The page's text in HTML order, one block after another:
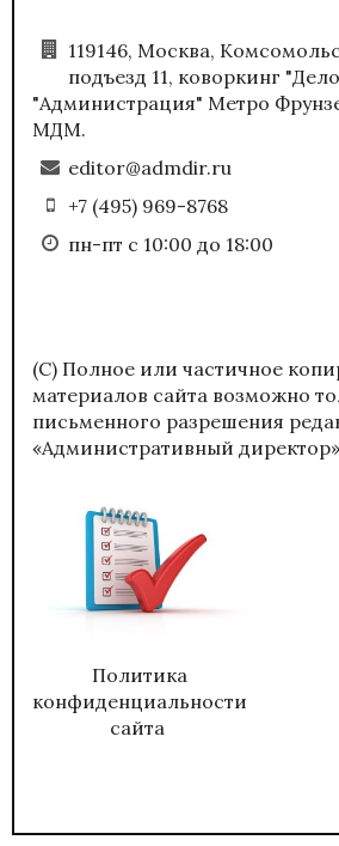
119146, Москва,
подъезд 11, коворкинг
"Администрация" Метро
МДМ.
editor@admdir.ru
+7 (495) 969-8768
пн-пт с 10:00 до 18:00
(С) Полное или частичное
материалов сайта возможно
письменного разрешения
«Административный
Политика
конфиденциальности
сайта